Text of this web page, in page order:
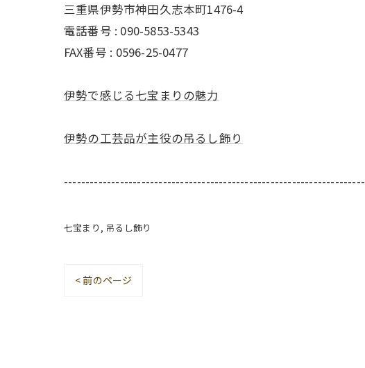
三重県伊勢市神田久志本町1476-4
電話番号 : 090-5853-5343
FAX番号 : 0596-25-0477
伊勢で感じる七宝まりの魅力
伊勢の工芸品が主役の吊るし飾り
----------------------------------------------------------------------
七宝まり 吊るし飾り
< 前のページ